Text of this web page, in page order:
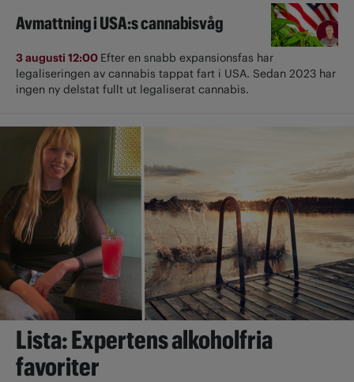
Avmattning i USA:s cannabisvåg
3 augusti 12:00 Efter en snabb expansionsfas har
legaliseringen av cannabis tappat fart i USA. Sedan 2023 har
ingen ny delstat fullt ut ­legaliserat cannabis.
Lista: Expertens alkoholfria
favoriter